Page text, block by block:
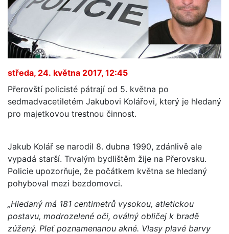
středa, 24. května 2017, 12:45
Přerovští policisté pátrají od 5. května po
sedmadvacetiletém Jakubovi Kolářovi, který je hledaný
pro majetkovou trestnou činnost.
Jakub Kolář se narodil 8. dubna 1990, zdánlivě ale
vypadá starší. Trvalým bydlištěm žije na Přerovsku.
Policie upozorňuje, že počátkem května se hledaný
pohyboval mezi bezdomovci.
„Hledaný má 181 centimetrů vysokou, atletickou
postavu, modrozelené oči, oválný obličej k bradě
zúžený. Pleť poznamenanou akné. Vlasy plavé barvy